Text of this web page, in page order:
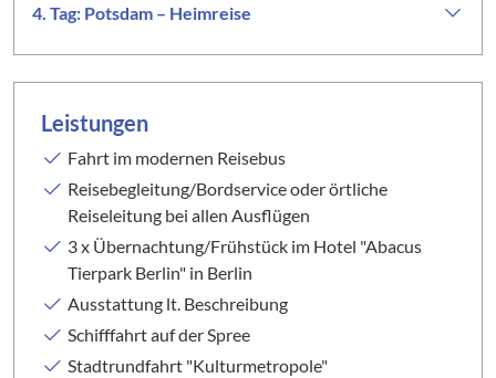
4. Tag: Potsdam – Heimreise
Leistungen
Fahrt im modernen Reisebus
Reisebegleitung/Bordservice oder örtliche
Reiseleitung bei allen Ausflügen
3 x Übernachtung/Frühstück im Hotel "Abacus
Tierpark Berlin" in Berlin
Ausstattung lt. Beschreibung
Schifffahrt auf der Spree
Stadtrundfahrt "Kulturmetropole"